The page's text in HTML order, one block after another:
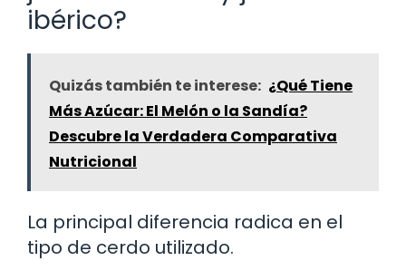
ibérico?
Quizás también te interese: ¿Qué Tiene
Más Azúcar: El Melón o la Sandía?
Descubre la Verdadera Comparativa
Nutricional
La principal diferencia radica en el
tipo de cerdo utilizado.